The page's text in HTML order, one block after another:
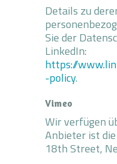
Details zu
Sie der
LinkedIn:
https://
-policy.
Vimeo
Wir verfügen
Anbieter ist
18th Street,